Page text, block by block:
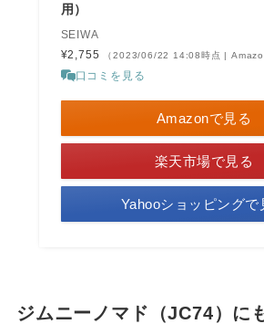
用）
SEIWA
¥2,755
（2023/06/22 14:08時点 |
口コミを見る
Amazonで見る
楽天市場で見る
Yahooショッピングで
ジムニーノマド（JC74）に